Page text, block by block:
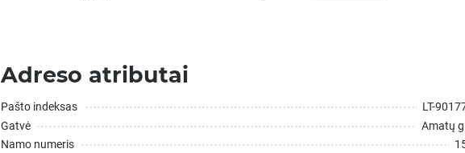
Adreso atributai
Pašto indeksas
LT-
Gatvė
Amatų
Namo numeris